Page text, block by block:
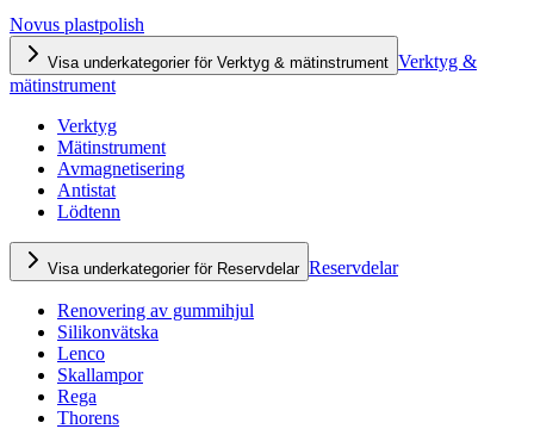
Novus plastpolish
Visa underkategorier för Verktyg & mätinstrument Verktyg &
mätinstrument
Verktyg
Mätinstrument
Avmagnetisering
Antistat
Lödtenn
Visa underkategorier för Reservdelar Reservdelar
Renovering av gummihjul
Silikonvätska
Lenco
Skallampor
Rega
Thorens